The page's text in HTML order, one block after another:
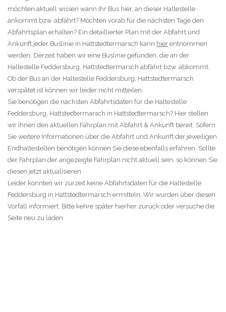
möchten aktuell wissen wann Ihr Bus hier, an dieser Haltestelle
ankommt bzw. abfährt? Möchten vorab für die nächsten Tage den
Abfahrtsplan erhalten? Ein detaillierter Plan mit der Abfahrt und
Ankunft jeder Buslinie in Hattstedtermarsch kann hier entnommen
werden. Derzeit haben wir eine Buslinie gefunden, die an der
Haltestelle Feddersburg, Hattstedtermarsch abfährt bzw. abkommt.
Ob der Bus an der Haltestelle Feddersburg, Hattstedtermarsch
verspätet ist können wir leider nicht mitteilen.
Sie benötigen die nächsten Abfahrtsdaten für die Haltestelle
Feddersburg, Hattstedtermarsch in Hattstedtermarsch? Hier stellen
wir Ihnen den aktuellen Fahrplan mit Abfahrt & Ankunft bereit. Sofern
Sie weitere Informationen über die Abfahrt und Ankunft der jeweiligen
Endhaltestellen benötigen können Sie diese ebenfalls erfahren. Sollte
der Fahrplan der angezeigte Fahrplan nicht aktuell sein, so können Sie
diesen jetzt aktualisieren.
Leider konnten wir zurzeit keine Abfahrtsdaten für die Haltestelle
Feddersburg in Hattstedtermarsch ermitteln. Wir wurden über diesen
Vorfall informiert. Bitte kehre später hierher zurück oder versuche die
Seite neu zu laden.